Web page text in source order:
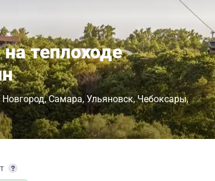
теплоходе
Самара Ульяновск Чебоксары